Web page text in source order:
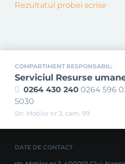
Rezultatul probei scrise
COMPARTIMENT RESPONSABIL:
Serviciul Resurse
0264 430 240 0264 596
5030
Str. Moţilor nr.3, cam. 99
DATE DE CONTACT